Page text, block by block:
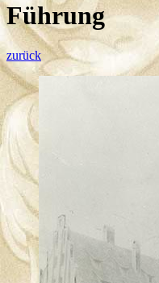
Führung
zurück